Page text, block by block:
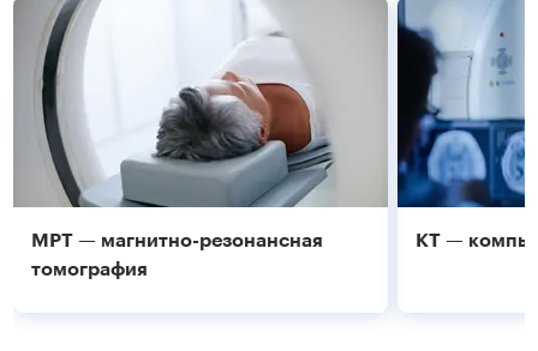
МРТ — магнитно-резонансная
томография
КТ —